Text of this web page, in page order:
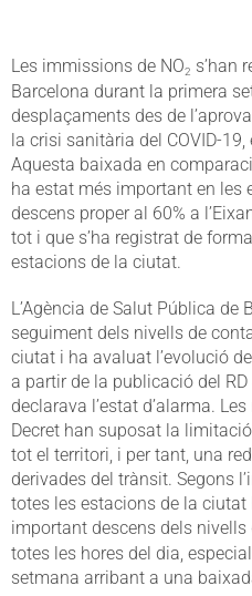
Les immissions de NO2 s’han
Barcelona durant la primera
desplaçaments des de
la crisi sanitària del COVID-
Aquesta baixada en
ha estat més important en les
descens proper al 60% a
tot i que s’ha registrat de
estacions de la ciutat.
L’Agència de Salut Pública de
seguiment dels nivells de
ciutat i ha avaluat l’evolució
a partir de la publicació del
declarava l’estat d’alarma.
Decret han suposat la
tot el territori, i per tant, una
derivades del trànsit. Segons
totes les estacions de la
important descens dels nivells
totes les hores del dia,
setmana arribant a una